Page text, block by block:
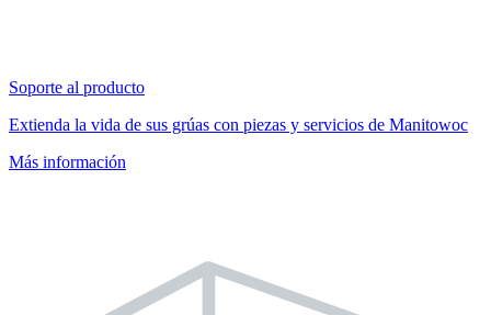
Soporte al producto
Extienda la vida de sus grúas con piezas y servicios de Manitowoc
Más información